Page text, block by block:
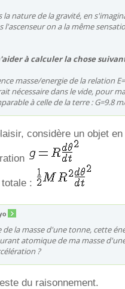
la nature de la gravité, en
l'ascenseur on a la même
à calculer la chose
masse/energie de la relation
nécessaire dans le vide, pour
à celle de la terre : G=9.8
considère un objet
:
la masse d'une tonne, cette
atomique de ma masse
?
du raisonnement.